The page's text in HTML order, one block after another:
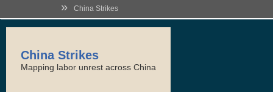
» China Strikes
China Strikes
Mapping labor unrest across China